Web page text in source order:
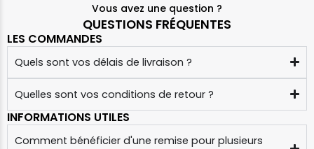
Vous avez une question ?
QUESTIONS FRÉQUENTES
LES COMMANDES
Quels sont vos délais de livraison ?
Quelles sont vos conditions de retour ?
INFORMATIONS UTILES
Comment bénéficier d'une remise pour plusieurs